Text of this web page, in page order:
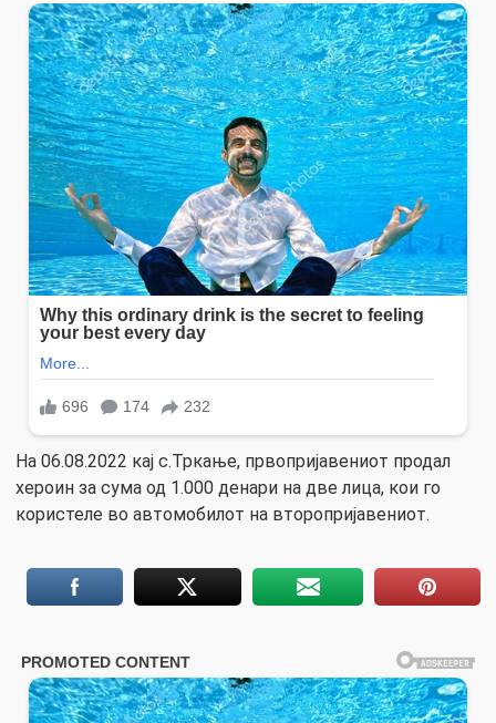
На 06.08.2022 кај с.Тркање, првопријавениот продал
хероин за сума од 1.000 денари на две лица, кои го
користеле во автомобилот на второпријавениот.